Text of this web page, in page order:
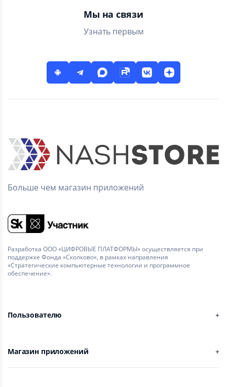
Мы на связи
Узнать первым
Больше чем магазин приложений
Разработка ООО «ЦИФРОВЫЕ ПЛАТФОРМЫ» осуществляется при
поддержке Фонда «Сколково», в рамках направления
«Стратегические компьютерные технологии и программное
обеспечение».
Пользователю
Магазин приложений